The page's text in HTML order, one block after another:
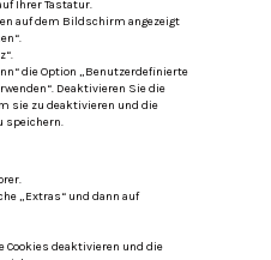
Ihrer Tastatur.
auf dem Bildschirm angezeigt
die Option „Benutzerdefinierte
Deaktivieren Sie die
sie zu deaktivieren und die
speichern.
„Extras“ und dann auf
deaktivieren und die